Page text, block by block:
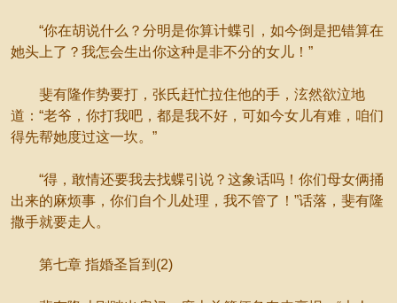
“你在胡说什么？分明是你算计蝶引，如今倒是把错算在
她头上了？我怎会生出你这种是非不分的女儿！”
斐有隆作势要打，张氏赶忙拉住他的手，泫然欲泣地
道：“老爷，你打我吧，都是我不好，可如今女儿有难，咱们
得先帮她度过这一坎。”
“得，敢情还要我去找蝶引说？这象话吗！你们母女俩捅
出来的麻烦事，你们自个儿处理，我不管了！”话落，斐有隆
撒手就要走人。
第七章 指婚圣旨到(2)